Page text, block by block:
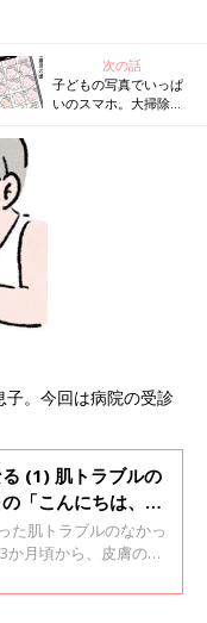
次の話
子どもの写真でいっぱ
いのスマホ。大掃除で
。今回は病院の受診
(1) 肌トラブルの
「こんにちは、赤
た肌トラブルのなかっ
か月頃から、皮膚の炎